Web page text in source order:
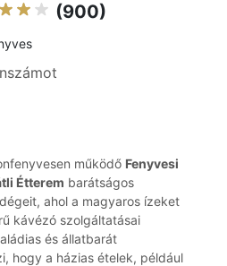
(900)
működő Fenyvesi
Étterem barátságos
ahol a magyaros ízeket
kávézó szolgáltatásai
és állatbarát
hogy a házias ételek, például